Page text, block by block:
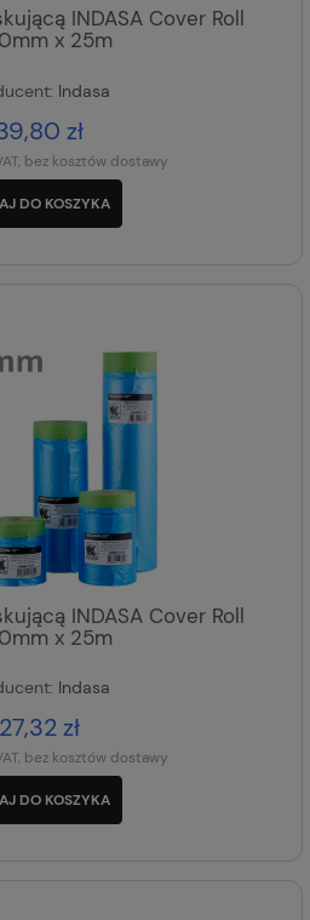
INDASA Cover Roll
x 25m
Indasa
zł
bez kosztów dostawy
DO KOSZYKA
INDASA Cover Roll
x 25m
Indasa
27,32 zł
bez kosztów dostawy
DO KOSZYKA